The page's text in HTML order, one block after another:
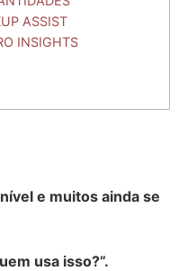
ASSIST
INSIGHTS
e muitos ainda se
usa isso?”.